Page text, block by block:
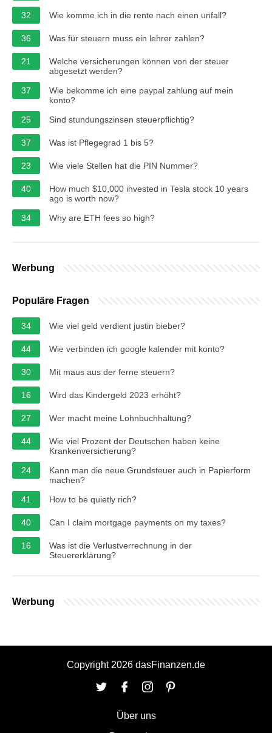
32 Wie komme ich in die rente nach einen unfall?
36 Was für steuern muss ein lehrer zahlen?
21
Welche versicherungen können von der steuer
abgesetzt werden?
37
Wie bekomme ich eine paypal zahlung auf mein
konto?
25
Sind stundungszinsen steuerpflichtig?
37 Was ist Pflegegrad 1 bis 5?
23 Wie viele Stellen hat die PIN Nummer?
40
How much $10,000 invested in Tesla stock 10 years
ago is worth now?
34
Why are ETH fees so high?
Werbung
Populäre Fragen
34 Wie viel geld verdient justin bieber?
44 Wie verbinden ich google kalender mit konto?
30 Mit maus aus der ferne steuern?
16 Wird das Kindergeld 2023 erhöht?
27 Wer macht meine Lohnbuchhaltung?
44
Wie viel Prozent der Deutschen haben keine
Krankenversicherung?
24
Kann man die neue Grundsteuer auch in Papierform
machen?
41
How to be quietly rich?
40 Can I claim mortgage payments on my taxes?
16
Was ist die Verlustverrechnung in der
Steuererklärung?
Werbung
Copyright 2026 dasFinanzen.de
Über uns